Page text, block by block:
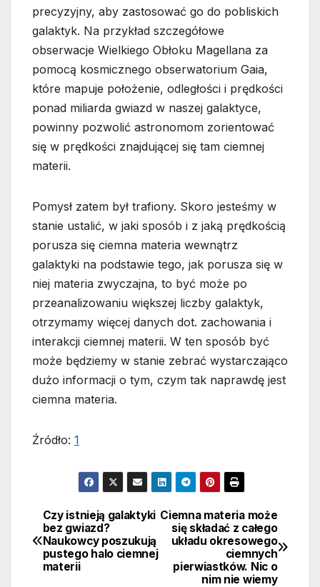
precyzyjny, aby zastosować go do pobliskich
galaktyk. Na przykład szczegółowe
obserwacje Wielkiego Obłoku Magellana za
pomocą kosmicznego obserwatorium Gaia,
które mapuje położenie, odległości i prędkości
ponad miliarda gwiazd w naszej galaktyce,
powinny pozwolić astronomom zorientować
się w prędkości znajdującej się tam ciemnej
materii.
Pomysł zatem był trafiony. Skoro jesteśmy w
stanie ustalić, w jaki sposób i z jaką prędkością
porusza się ciemna materia wewnątrz
galaktyki na podstawie tego, jak porusza się w
niej materia zwyczajna, to być może po
przeanalizowaniu większej liczby galaktyk,
otrzymamy więcej danych dot. zachowania i
interakcji ciemnej materii. W ten sposób być
może będziemy w stanie zebrać wystarczająco
dużo informacji o tym, czym tak naprawdę jest
ciemna materia.
Źródło: 1
Nawigacja
wpisu
Ciemna materia może
się składać z całego
układu okresowego
ciemnych
pierwiastków. Nic o
nim nie wiemy
Czy istnieją galaktyki
bez gwiazd?
Naukowcy poszukują
pustego halo ciemnej
materii